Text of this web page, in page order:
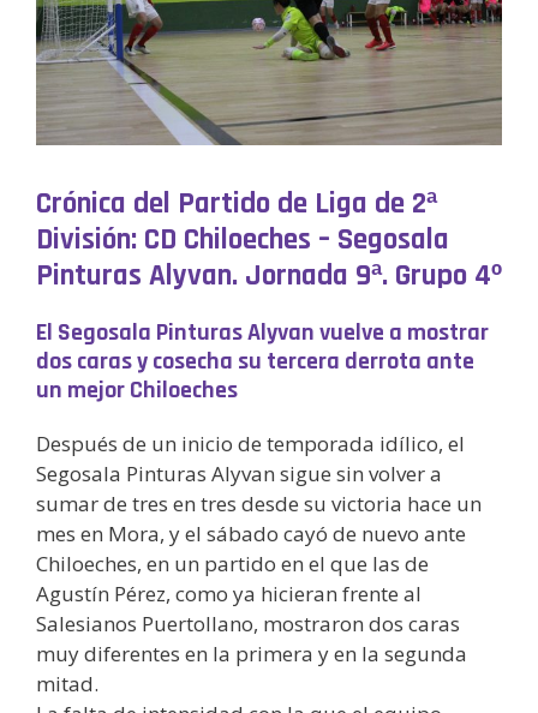
Crónica del Partido de Liga de 2ª
División: CD Chiloeches – Segosala
Pinturas Alyvan. Jornada 9ª. Grupo 4º
El Segosala Pinturas Alyvan vuelve a mostrar
dos caras y cosecha su tercera derrota ante
un mejor Chiloeches
Después de un inicio de temporada idílico, el
Segosala Pinturas Alyvan sigue sin volver a
sumar de tres en tres desde su victoria hace un
mes en Mora, y el sábado cayó de nuevo ante
Chiloeches, en un partido en el que las de
Agustín Pérez, como ya hicieran frente al
Salesianos Puertollano, mostraron dos caras
muy diferentes en la primera y en la segunda
mitad.